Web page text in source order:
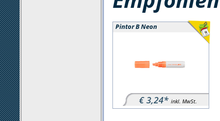
Pintor B Neon
€ 3,24* inkl. MwSt.